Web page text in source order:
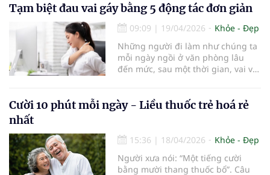
ngày, lại mang đến lợi ích bền
vững cho sức khỏe. Đi bộ, vươn thở
và vận động nhẹ chính là nhữn
Tạm biệt đau vai gáy bằng 5 động tác đơn giản
09:09 | 19/04/2026
Khỏe - Đẹp
Những người đi làm như chúng ta
mỗi ngày ngồi ở văn phòng lâu
đến mức, sau một thời gian, vai và
Cười 10 phút mỗi ngày - Liều thuốc trẻ hoá rẻ
nhất
15:36 | 18/04/2026
Khỏe - Đẹp
Người xưa nói: “Một tiếng cười
bằng mười thang thuốc bổ”. Câu